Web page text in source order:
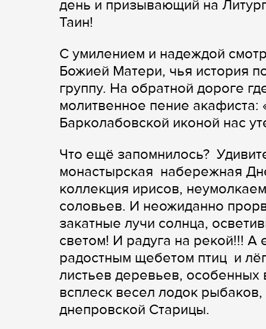
день и призывающий на
Таин!
С умилением и надеждой
Божией Матери, чья история
группу. На обратной дороге
молитвенное пение
Барколабовской иконой нас
Что ещё запомнилось?
монастырская набережная
коллекция ирисов,
соловьев. И неожиданно
закатные лучи солнца,
светом! И радуга на рекой!!!
радостным щебетом птиц и
листьев деревьев,
всплеск весел лодок
днепровской Старицы.